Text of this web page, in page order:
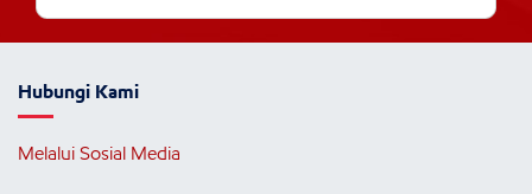
Hubungi Kami
Melalui Sosial Media